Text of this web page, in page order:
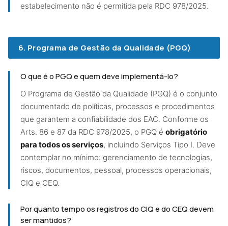
estabelecimento não é permitida pela RDC 978/2025.
6. Programa de Gestão da Qualidade (PGQ)
O que é o PGQ e quem deve implementá-lo?
O Programa de Gestão da Qualidade (PGQ) é o conjunto
documentado de políticas, processos e procedimentos
que garantem a confiabilidade dos EAC. Conforme os
Arts. 86 e 87 da RDC 978/2025, o PGQ é obrigatório
para todos os serviços, incluindo Serviços Tipo I. Deve
contemplar no mínimo: gerenciamento de tecnologias,
riscos, documentos, pessoal, processos operacionais,
CIQ e CEQ.
Por quanto tempo os registros do CIQ e do CEQ devem
ser mantidos?